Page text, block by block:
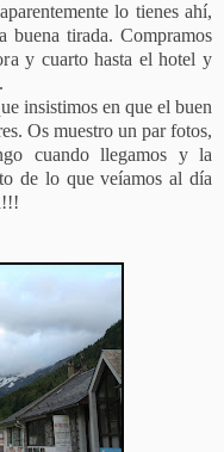
lo tienes ahí,
buena tirada. Compramos
y cuarto hasta el hotel y
insistimos en que el buen
Os muestro un par fotos,
cuando llegamos y la
de lo que veíamos al día